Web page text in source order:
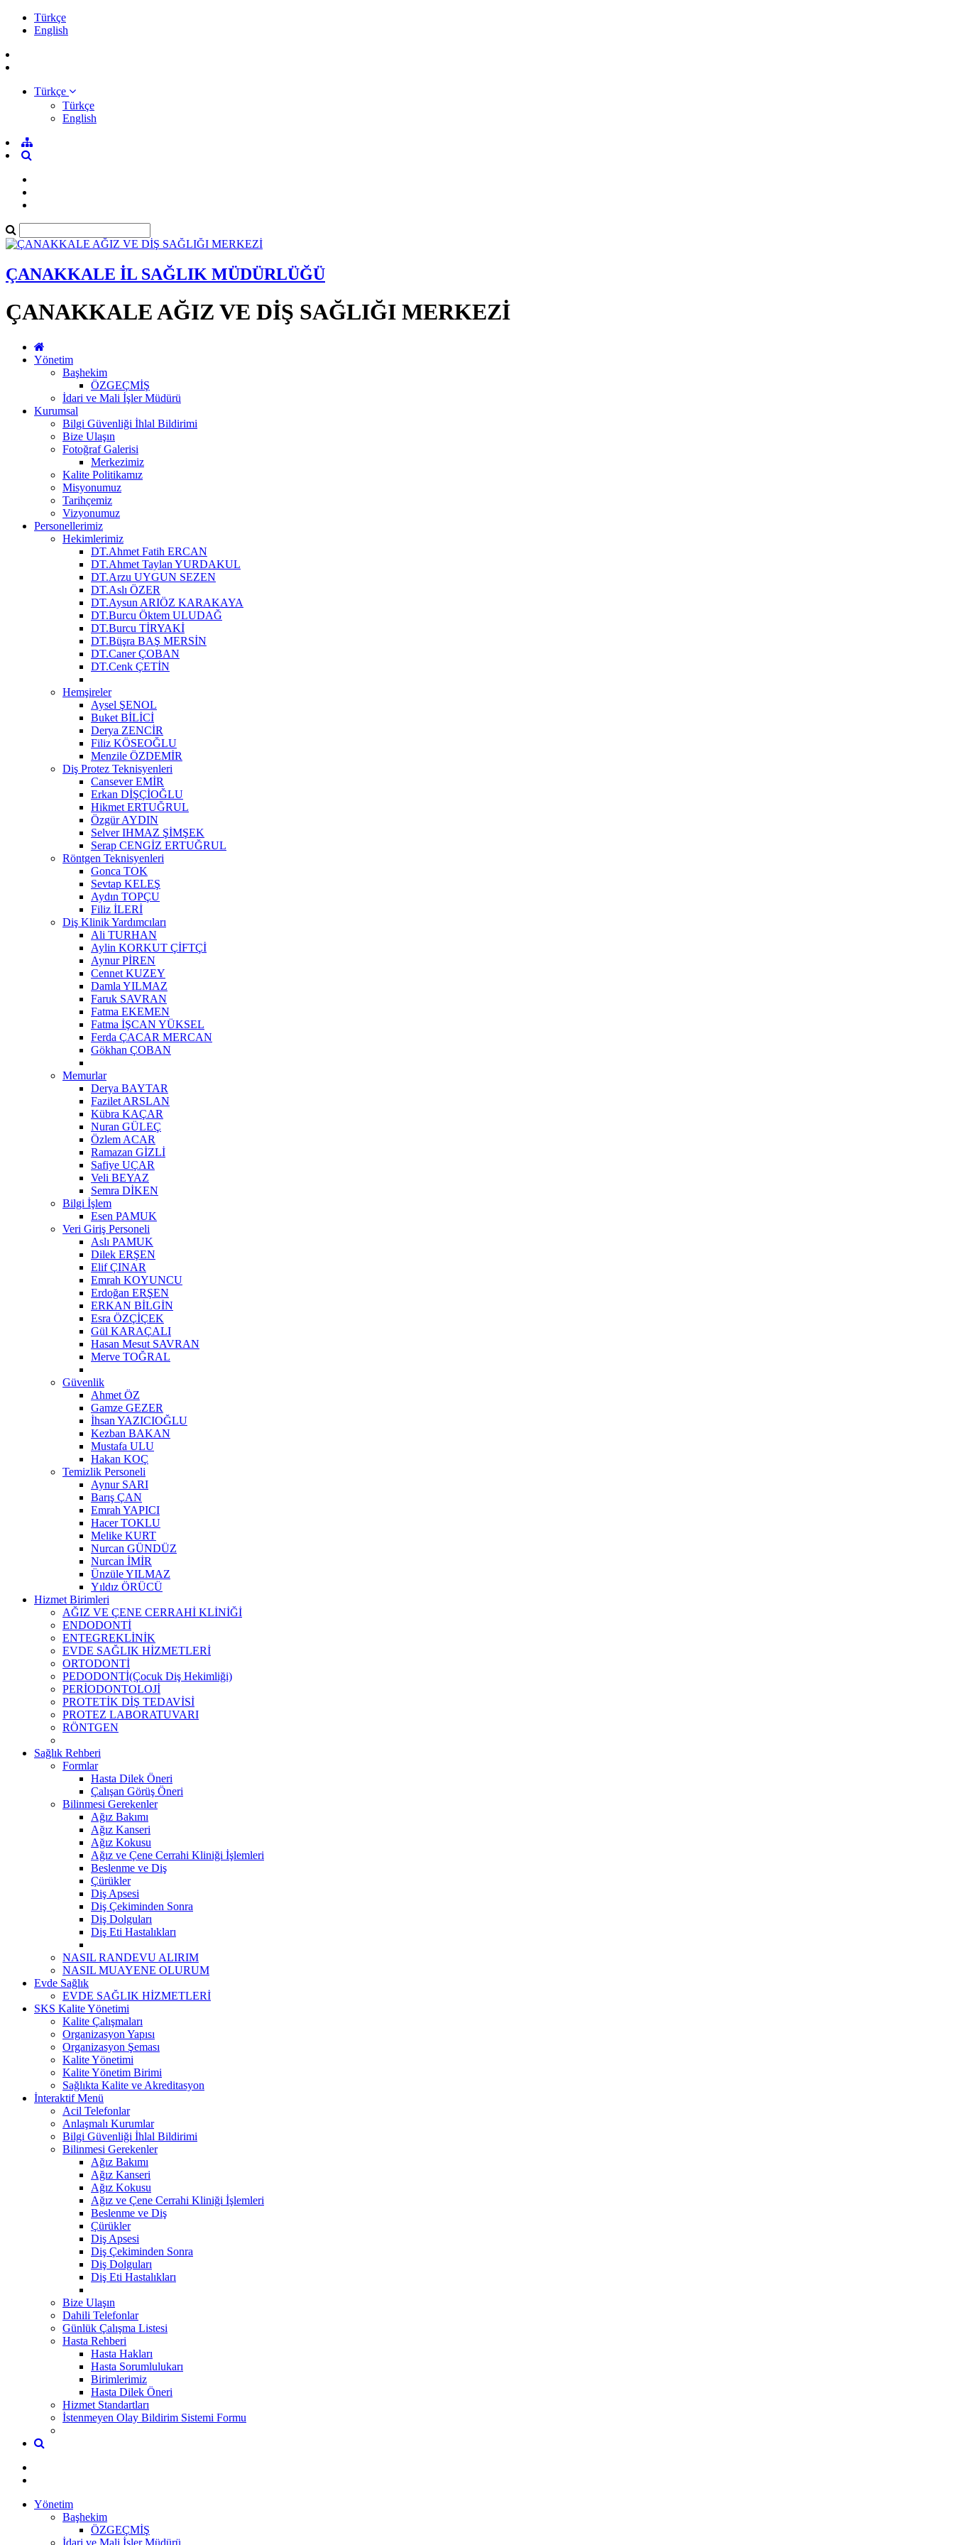
Türkçe
English
Türkçe
Türkçe
English
ÇANAKKALE İL SAĞLIK MÜDÜRLÜĞÜ
ÇANAKKALE AĞIZ VE DİŞ SAĞLIĞI MERKEZİ
Yönetim
Başhekim
ÖZGEÇMİŞ
İdari ve Mali İşler Müdürü
Kurumsal
Bilgi Güvenliği İhlal Bildirimi
Bize Ulaşın
Fotoğraf Galerisi
Merkezimiz
Kalite Politikamız
Misyonumuz
Tarihçemiz
Vizyonumuz
Personellerimiz
Hekimlerimiz
DT.Ahmet Fatih ERCAN
DT.Ahmet Taylan YURDAKUL
DT.Arzu UYGUN SEZEN
DT.Aslı ÖZER
DT.Aysun ARIÖZ KARAKAYA
DT.Burcu Öktem ULUDAĞ
DT.Burcu TİRYAKİ
DT.Büşra BAŞ MERSİN
DT.Caner ÇOBAN
DT.Cenk ÇETİN
Hemşireler
Aysel ŞENOL
Buket BİLİCİ
Derya ZENCİR
Filiz KÖSEOĞLU
Menzile ÖZDEMİR
Diş Protez Teknisyenleri
Cansever EMİR
Erkan DİŞÇİOĞLU
Hikmet ERTUĞRUL
Özgür AYDIN
Selver IHMAZ ŞİMŞEK
Serap CENGİZ ERTUĞRUL
Röntgen Teknisyenleri
Gonca TOK
Sevtap KELEŞ
Aydın TOPÇU
Filiz İLERİ
Diş Klinik Yardımcıları
Ali TURHAN
Aylin KORKUT ÇİFTÇİ
Aynur PİREN
Cennet KUZEY
Damla YILMAZ
Faruk SAVRAN
Fatma EKEMEN
Fatma İŞCAN YÜKSEL
Ferda ÇACAR MERCAN
Gökhan ÇOBAN
Memurlar
Derya BAYTAR
Fazilet ARSLAN
Kübra KAÇAR
Nuran GÜLEÇ
Özlem ACAR
Ramazan GİZLİ
Safiye UÇAR
Veli BEYAZ
Semra DİKEN
Bilgi İşlem
Esen PAMUK
Veri Giriş Personeli
Aslı PAMUK
Dilek ERŞEN
Elif ÇINAR
Emrah KOYUNCU
Erdoğan ERŞEN
ERKAN BİLGİN
Esra ÖZÇİÇEK
Gül KARAÇALI
Hasan Mesut SAVRAN
Merve TOĞRAL
Güvenlik
Ahmet ÖZ
Gamze GEZER
İhsan YAZICIOĞLU
Kezban BAKAN
Mustafa ULU
Hakan KOÇ
Temizlik Personeli
Aynur SARI
Barış ÇAN
Emrah YAPICI
Hacer TOKLU
Melike KURT
Nurcan GÜNDÜZ
Nurcan İMİR
Ünzüle YILMAZ
Yıldız ÖRÜCÜ
Hizmet Birimleri
AĞIZ VE ÇENE CERRAHİ KLİNİĞİ
ENDODONTİ
ENTEGREKLİNİK
EVDE SAĞLIK HİZMETLERİ
ORTODONTİ
PEDODONTİ(Çocuk Diş Hekimliği)
PERİODONTOLOJİ
PROTETİK DİŞ TEDAVİSİ
PROTEZ LABORATUVARI
RÖNTGEN
Sağlık Rehberi
Formlar
Hasta Dilek Öneri
Çalışan Görüş Öneri
Bilinmesi Gerekenler
Ağız Bakımı
Ağız Kanseri
Ağız Kokusu
Ağız ve Çene Cerrahi Kliniği İşlemleri
Beslenme ve Diş
Çürükler
Diş Apsesi
Diş Çekiminden Sonra
Diş Dolguları
Diş Eti Hastalıkları
NASIL RANDEVU ALIRIM
NASIL MUAYENE OLURUM
Evde Sağlık
EVDE SAĞLIK HİZMETLERİ
SKS Kalite Yönetimi
Kalite Çalışmaları
Organizasyon Yapısı
Organizasyon Şeması
Kalite Yönetimi
Kalite Yönetim Birimi
Sağlıkta Kalite ve Akreditasyon
İnteraktif Menü
Acil Telefonlar
Anlaşmalı Kurumlar
Bilgi Güvenliği İhlal Bildirimi
Bilinmesi Gerekenler
Ağız Bakımı
Ağız Kanseri
Ağız Kokusu
Ağız ve Çene Cerrahi Kliniği İşlemleri
Beslenme ve Diş
Çürükler
Diş Apsesi
Diş Çekiminden Sonra
Diş Dolguları
Diş Eti Hastalıkları
Bize Ulaşın
Dahili Telefonlar
Günlük Çalışma Listesi
Hasta Rehberi
Hasta Hakları
Hasta Sorumlulukarı
Birimlerimiz
Hasta Dilek Öneri
Hizmet Standartları
İstenmeyen Olay Bildirim Sistemi Formu
Yönetim
Başhekim
ÖZGEÇMİŞ
İdari ve Mali İşler Müdürü